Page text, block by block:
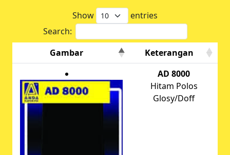
Show
entries
Search:
Gambar
Keterangan
AD 8000
Hitam Polos
Glosy/Doff